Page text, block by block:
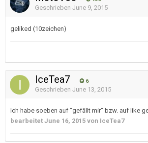
Geschrieben June 9, 2015
geliked (10zeichen)
IceTea7 6
Geschrieben June 13, 2015
Ich habe soeben auf "gefällt mir" bzw. auf like
bearbeitet June 16, 2015 von IceTea7